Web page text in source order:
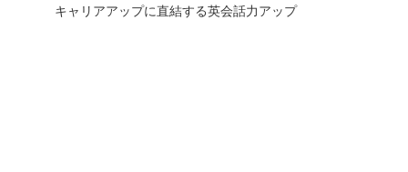
キャリアアップに直結する英会話力アップ